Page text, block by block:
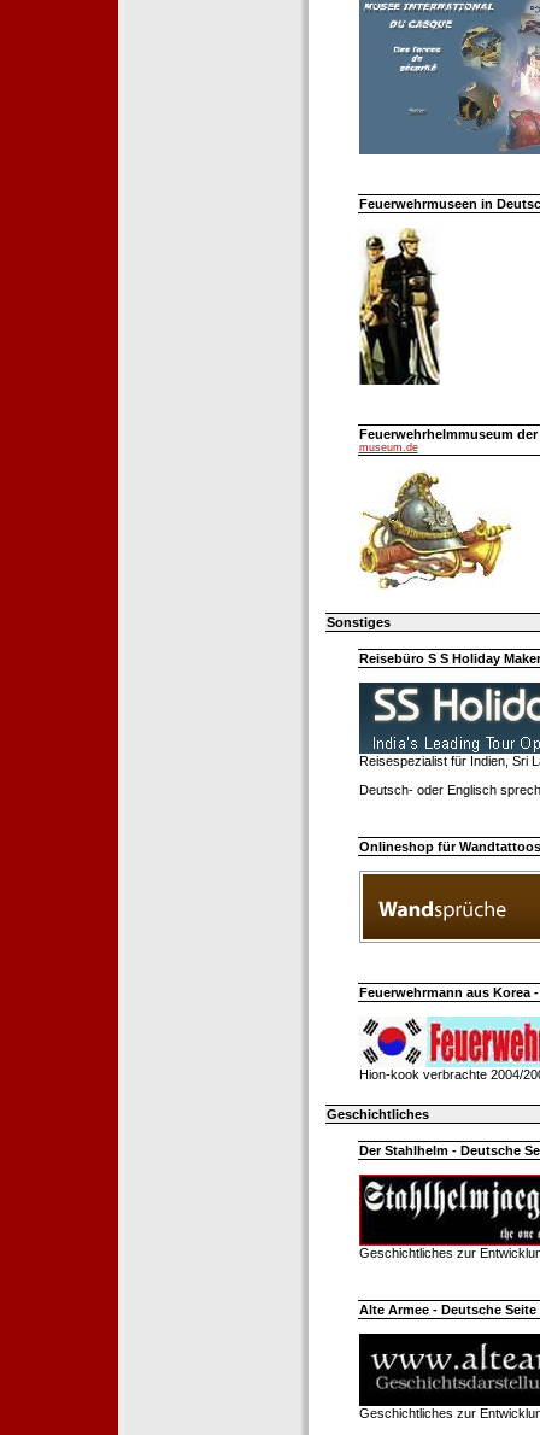
Feuerwehrmuseen in
Feuerwehrhelmmuseum
museum.de
Sonstiges
Reisebüro S S Holiday
Reisespezialist für Indien, Sri
Deutsch- oder Englisch
Onlineshop für Wandtattoos
Feuerwehrmann aus Korea
Hion-kook verbrachte 2004/
Geschichtliches
Der Stahlhelm - Deutsche
Geschichtliches zur
Alte Armee - Deutsche Seite
Geschichtliches zur